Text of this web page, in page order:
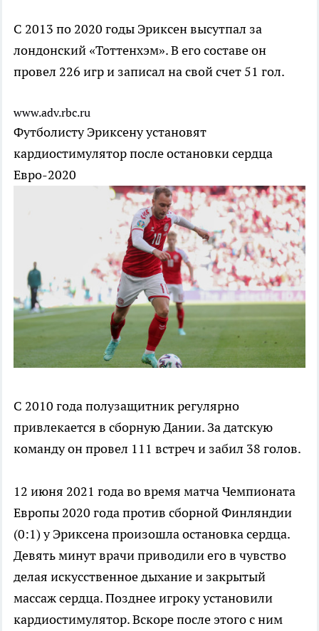
С 2013 по 2020 годы Эриксен высутпал за
лондонский «Тоттенхэм». В его составе он
провел 226 игр и записал на свой счет 51 гол.
www.adv.rbc.ru
Футболисту Эриксену установят
кардиостимулятор после остановки сердца
Евро-2020
С 2010 года полузащитник регулярно
привлекается в сборную Дании. За датскую
команду он провел 111 встреч и забил 38 голов.
12 июня 2021 года во время матча Чемпионата
Европы 2020 года против сборной Финляндии
(0:1) у Эриксена произошла остановка сердца.
Девять минут врачи приводили его в чувство
делая искусственное дыхание и закрытый
массаж сердца. Позднее игроку установили
кардиостимулятор. Вскоре после этого с ним